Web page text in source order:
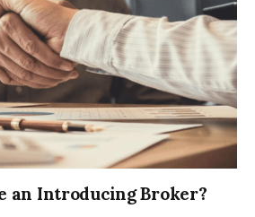
an Introducing Broker?